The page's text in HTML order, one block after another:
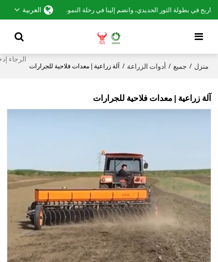
اربح في بطولة الثور الحديدي، وانضم إلينا في رحلة النمو. العربية
منزل / جميع / أدوات الزراعة / آلة زراعية | معدات فلاحية للجرارات
آلة زراعية | معدات فلاحية للجرارات